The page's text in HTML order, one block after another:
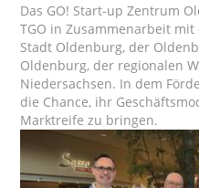
Das GO! Start-up Zentrum
TGO in Zusammenarbeit
Stadt Oldenburg, der
Oldenburg, der regionalen
Niedersachsen. In dem
die Chance, ihr
Marktreife zu bringen.